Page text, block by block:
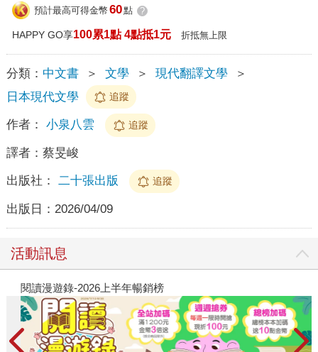
預計最高可得金幣 60點 ?
HAPPY GO享100累1點 4點抵1元 折抵無上限
分類： 中文書 ＞ 文學 ＞ 現代翻譯文學
＞
日本現代文學
追蹤
作者： 小泉八雲 追蹤
譯者： 蔡旻峻
出版社： 二十張出版 追蹤
出版日： 2026/04/09
活動訊息
閱讀漫遊錄-2026上半年暢銷榜